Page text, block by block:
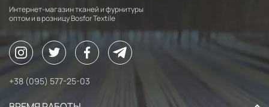
Интернет-магазин тканей и фурнитуры
оптом и в розницу Bosfor Textile
+38 (095) 577-25-03